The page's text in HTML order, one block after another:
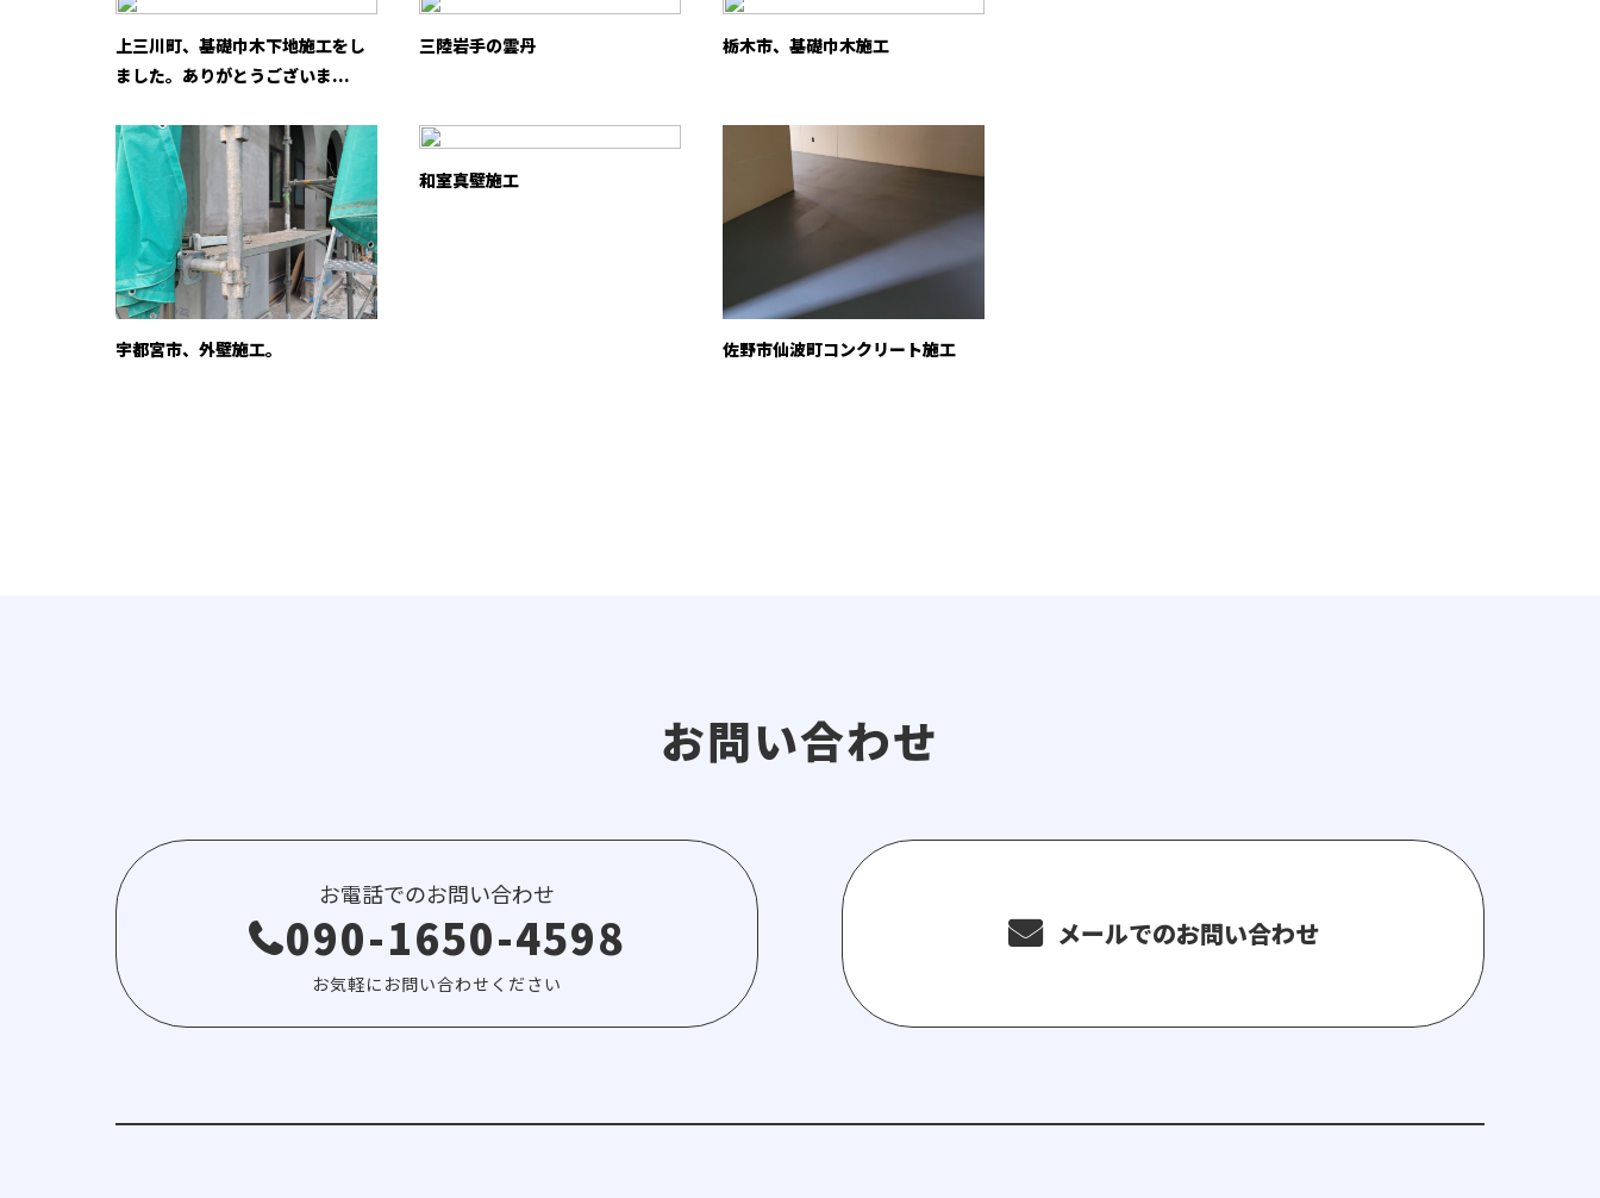
上三川町、基礎巾木下地施工をし
ました。ありがとうございま...
三陸岩手の雲丹 栃木市、基礎巾木施工
宇都宮市、外壁施工。
和室真壁施工
佐野市仙波町コンクリート施工
お問い合わせ
お電話でのお問い合わせ
090-1650-4598
お気軽にお問い合わせください
メールでのお問い合わせ